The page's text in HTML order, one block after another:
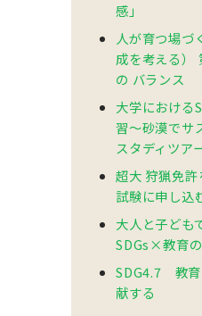
感」
人が育つ場づ
成を考える）
の バランス
大学における
習〜砂漠でサ
スタディツア
超大 狩猟免
試験に申し込
大人と子ども
SDGs×教育
SDG4.7 教育
献する